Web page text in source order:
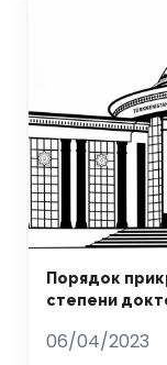
Порядок
степени
06/04/2023